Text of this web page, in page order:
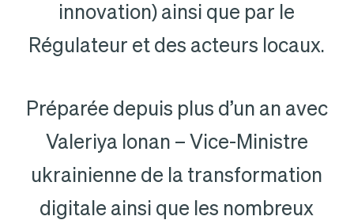
innovation) ainsi que par le
Régulateur et des acteurs locaux.
Préparée depuis plus d’un an avec
Valeriya Ionan – Vice-Ministre
ukrainienne de la transformation
digitale ainsi que les nombreux